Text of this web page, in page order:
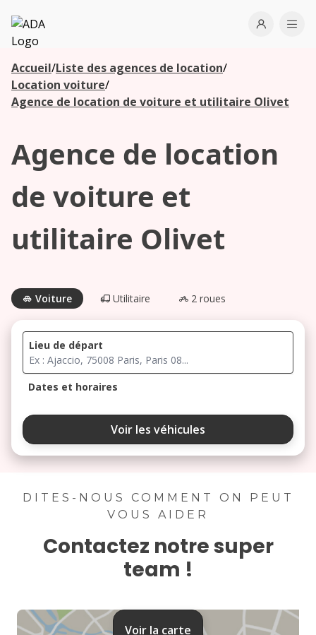
ADA
Open
Accueil/Liste des agences de location/
Location voiture/
Agence de location de voiture et utilitaire Olivet
Agence de location
de voiture et
utilitaire Olivet
Voiture Utilitaire 2 roues
Lieu de départ
Dates et horaires
août 2026
ma me
3 4 5 6 7
17 18 19 20
31
Voir les véhicules
DITES-NOUS COMMENT ON PEUT
VOUS AIDER
Contactez notre super
team !
Voir la carte
Les
agences à
proximité
Commencez
votre
recherche
agences à
proximité